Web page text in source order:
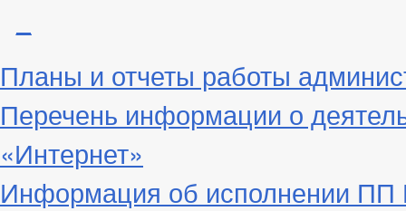
Планы и отчеты работы
Перечень информации о
«Интернет»
Информация об исполнении ПП